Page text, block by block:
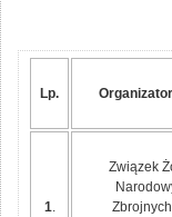
Lp.
1.
Związek